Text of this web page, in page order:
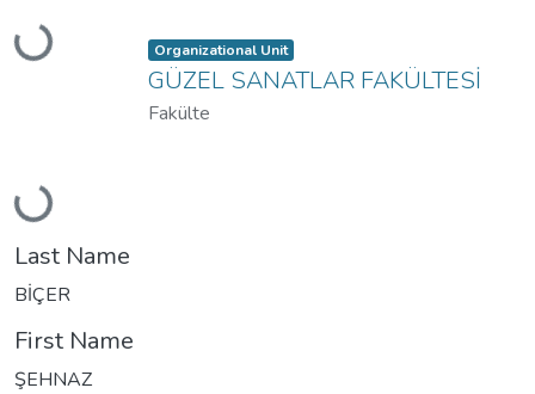
Loading...
Loading...
Item type:
Organizational Unit ,
GÜZEL SANATLAR FAKÜLTESİ
Fakülte
Last Name
BİÇER
First Name
ŞEHNAZ